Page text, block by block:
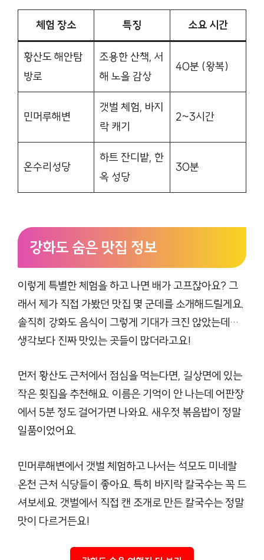
체험 장소 특징 소요 시간
황산도 해안탐
방로
조용한 산책, 서
해 노을 감상
40분 (왕복)
민머루해변
갯벌 체험, 바지
락 캐기
2~3시간
온수리성당
하트 잔디밭, 한
옥 성당
30분
강화도 숨은 맛집 정보
이렇게 특별한 체험을 하고 나면 배가 고프잖아요? 그
래서 제가 직접 가봤던 맛집 몇 군데를 소개해드릴게요.
솔직히 강화도 음식이 그렇게 기대가 크진 않았는데…
생각보다 진짜 맛있는 곳들이 많더라고요!
먼저 황산도 근처에서 점심을 먹는다면, 길상면에 있는
작은 횟집을 추천해요. 이름은 기억이 안 나는데 어판장
에서 5분 정도 걸어가면 나와요. 새우젓 볶음밥이 정말
일품이었어요.
민머루해변에서 갯벌 체험하고 나서는 석모도 미네랄
온천 근처 식당들이 좋아요. 특히 바지락 칼국수는 꼭 드
셔보세요. 갯벌에서 직접 캔 조개로 만든 칼국수는 정말
맛이 다르거든요!